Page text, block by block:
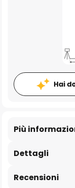
Hai
Dettagli
Più
Recensioni